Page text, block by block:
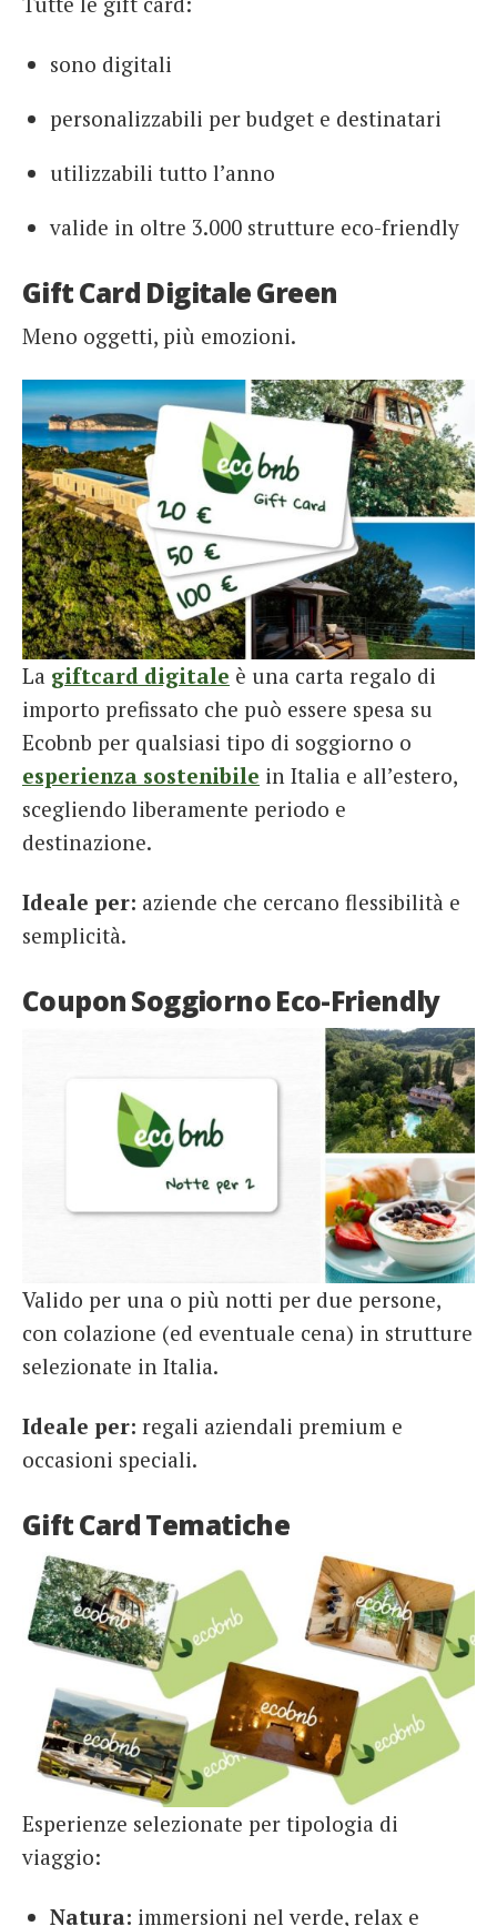
sono digitali
personalizzabili per budget e destinatari
utilizzabili tutto l’anno
valide in oltre 3.000 strutture eco-friendly
Gift Card Digitale Green
Meno oggetti, più emozioni.
La giftcard digitale è una carta regalo di
importo prefissato che può essere spesa su
Ecobnb per qualsiasi tipo di soggiorno o
esperienza sostenibile in Italia e all’estero,
scegliendo liberamente periodo e
destinazione.
Ideale per: aziende che cercano flessibilità e
semplicità.
Coupon Soggiorno Eco-Friendly
Valido per una o più notti per due persone,
con colazione (ed eventuale cena) in strutture
selezionate in Italia.
Ideale per: regali aziendali premium e
occasioni speciali.
Gift Card Tematiche
Esperienze selezionate per tipologia di
viaggio:
Natura: immersioni nel verde, relax e